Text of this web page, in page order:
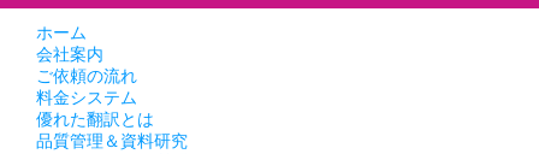
ホーム
会社案内
ご依頼の流れ
料金システム
優れた翻訳とは
品質管理＆資料研究